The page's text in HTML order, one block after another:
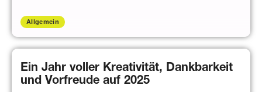
Allgemein
Ein Jahr voller Kreativität, Dankbarkeit
und Vorfreude auf 2025